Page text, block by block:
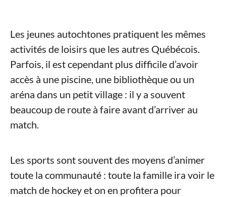
Les jeunes autochtones pratiquent les mêmes
activités de loisirs que les autres Québécois.
Parfois, il est cependant plus difficile d’avoir
accès à une piscine, une bibliothèque ou un
aréna dans un petit village : il y a souvent
beaucoup de route à faire avant d’arriver au
match.
Les sports sont souvent des moyens d’animer
toute la communauté : toute la famille ira voir le
match de hockey et on en profitera pour